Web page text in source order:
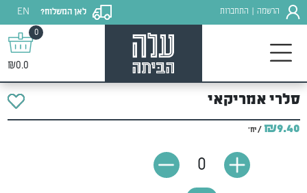
הרשמה התחברות לאן המשלוח?
EN
0
₪0.0
סלרי אמריקאי
₪9.40 / יח'
0